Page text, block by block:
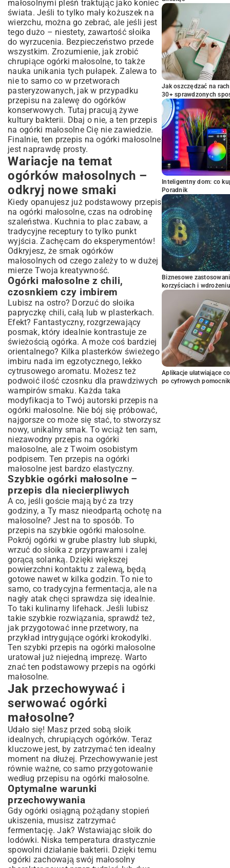
małosolnymi pleśń traktując jako koniec
świata. Jeśli to tylko mały kożuszek na
wierzchu, można go zebrać, ale jeśli jest
tego dużo – niestety, zawartość słoika
do wyrzucenia. Bezpieczeństwo przede
wszystkim. Zrozumienie, jak zrobić
chrupiące ogórki małosolne, to także
nauka unikania tych pułapek. Zalewa to
nie to samo co w przetworach
pasteryzowanych, jak w przypadku
przepisu na zalewę do ogórków
konserwowych. Tutaj pracują żywe
kultury bakterii. Dbaj o nie, a ten przepis
na ogórki małosolne Cię nie zawiedzie.
Finalnie, ten przepis na ogórki małosolne
jest naprawdę prosty.
Wariacje na temat
ogórków małosolnych –
odkryj nowe smaki
Kiedy opanujesz już podstawowy przepis
na ogórki małosolne, czas na odrobinę
szaleństwa. Kuchnia to plac zabaw, a
tradycyjne receptury to tylko punkt
wyjścia. Zachęcam do eksperymentów!
Odkryjesz, że smak ogórków
małosolnych od czego zależy to w dużej
mierze Twoja kreatywność.
Ogórki małosolne z chili,
czosnkiem czy imbirem
Lubisz na ostro? Dorzuć do słoika
papryczkę chili, całą lub w plasterkach.
Efekt? Fantastyczny, rozgrzewający
posmak, który idealnie kontrastuje ze
świeżością ogórka. A może coś bardziej
orientalnego? Kilka plasterków świeżego
imbiru nada im egzotycznego, lekko
cytrusowego aromatu. Możesz też
podwoić ilość czosnku dla prawdziwych
wampirów smaku. Każda taka
modyfikacja to Twój autorski przepis na
ogórki małosolne. Nie bój się próbować,
najgorsze co może się stać, to stworzysz
nowy, unikalny smak. To wciąż ten sam,
niezawodny przepis na ogórki
małosolne, ale z Twoim osobistym
podpisem. Ten przepis na ogórki
małosolne jest bardzo elastyczny.
Szybkie ogórki małosolne –
przepis dla niecierpliwych
A co, jeśli goście mają być za trzy
godziny, a Ty masz nieodpartą ochotę na
małosolne? Jest na to sposób. To
przepis na szybkie ogórki małosolne.
Pokrój ogórki w grube plastry lub słupki,
wrzuć do słoika z przyprawami i zalej
gorącą solanką. Dzięki większej
powierzchni kontaktu z zalewą, będą
gotowe nawet w kilka godzin. To nie to
samo, co tradycyjna fermentacja, ale na
nagły atak chęci sprawdza się idealnie.
To taki kulinarny lifehack. Jeśli lubisz
takie szybkie rozwiązania, sprawdź też,
jak przygotować inne przetwory, na
przykład intrygująceogórki krokodylki.
Ten szybki przepis na ogórki małosolne
uratował już niejedną imprezę. Warto
znać ten podstawowy przepis na ogórki
małosolne.
Jak przechowywać i
serwować ogórki
małosolne?
Udało się! Masz przed sobą słoik
idealnych, chrupiących ogórków. Teraz
kluczowe jest, by zatrzymać ten idealny
moment na dłużej. Przechowywanie jest
równie ważne, co samo przygotowanie
według przepisu na ogórki małosolne.
Optymalne warunki
przechowywania
Gdy ogórki osiągną pożądany stopień
ukiszenia, musisz zatrzymać
fermentację. Jak? Wstawiając słoik do
lodówki. Niska temperatura drastycznie
spowolni działanie bakterii. Dzięki temu
ogórki zachowają swój małosolny
Jak oszczędzać na
30+ sprawdzonych
Inteligentny dom: co
Poradnik
Biznesowe
korzyściach i wdrożeniu
Aplikacje ułatwiające
po cyfrowych